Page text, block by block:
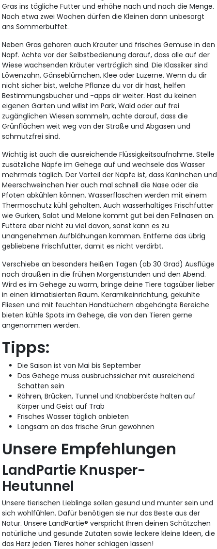
Gras ins tägliche Futter und erhöhe nach und nach die Menge.
Nach etwa zwei Wochen dürfen die Kleinen dann unbesorgt
ans Sommerbuffet.
Neben Gras gehören auch Kräuter und frisches Gemüse in den
Napf. Achte vor der Selbstbedienung darauf, dass alle auf der
Wiese wachsenden Kräuter verträglich sind. Die Klassiker sind
Löwenzahn, Gänseblümchen, Klee oder Luzerne. Wenn du dir
nicht sicher bist, welche Pflanze du vor dir hast, helfen
Bestimmungsbücher und -apps dir weiter. Hast du keinen
eigenen Garten und willst im Park, Wald oder auf frei
zugänglichen Wiesen sammeln, achte darauf, dass die
Grünflächen weit weg von der Straße und Abgasen und
schmutzfrei sind.
Wichtig ist auch die ausreichende Flüssigkeitsaufnahme. Stelle
zusätzliche Näpfe im Gehege auf und wechsele das Wasser
mehrmals täglich. Der Vorteil der Näpfe ist, dass Kaninchen und
Meerschweinchen hier auch mal schnell die Nase oder die
Pfoten abkühlen können. Wasserflaschen werden mit einem
Thermoschutz kühl gehalten. Auch wasserhaltiges Frischfutter
wie Gurken, Salat und Melone kommt gut bei den Fellnasen an.
Füttere aber nicht zu viel davon, sonst kann es zu
unangenehmen Aufblähungen kommen. Entferne das übrig
gebliebene Frischfutter, damit es nicht verdirbt.
Verschiebe an besonders heißen Tagen (ab 30 Grad) Ausflüge
nach draußen in die frühen Morgenstunden und den Abend.
Wird es im Gehege zu warm, bringe deine Tiere tagsüber lieber
in einen klimatisierten Raum. Keramikeinrichtung, gekühlte
Fliesen und mit feuchten Handtüchern abgehängte Bereiche
bieten kühle Spots im Gehege, die von den Tieren gerne
angenommen werden.
Tipps:
Die Saison ist von Mai bis September
Das Gehege muss ausbruchssicher mit ausreichend
Schatten sein
Röhren, Brücken, Tunnel und Knabberäste halten auf
Körper und Geist auf Trab
Frisches Wasser täglich anbieten
Langsam an das frische Grün gewöhnen
Unsere Empfehlungen
LandPartie Knusper-
Heutunnel
Unsere tierischen Lieblinge sollen gesund und munter sein und
sich wohlfühlen. Dafür benötigen sie nur das Beste aus der
Natur. Unsere LandPartie® verspricht Ihren deinen Schätzchen
natürliche und gesunde Zutaten sowie leckere kleine Ideen, die
das Herz jeden Tieres höher schlagen lassen!